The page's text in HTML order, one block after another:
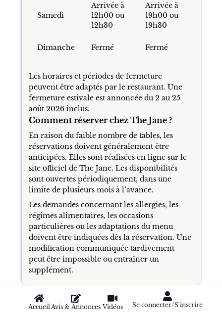
AccueilAvis & Annonces Vidéos Se connecter/S'inscrire
Samedi
Arrivée à
12h00 ou
12h30
Arrivée à
19h00 ou
19h30
Dimanche Fermé Fermé
Les horaires et périodes de fermeture
peuvent être adaptés par le restaurant. Une
fermeture estivale est annoncée du 2 au 25
août 2026 inclus.
Comment réserver chez The Jane ?
En raison du faible nombre de tables, les
réservations doivent généralement être
anticipées. Elles sont réalisées en ligne sur le
site officiel de The Jane. Les disponibilités
sont ouvertes périodiquement, dans une
limite de plusieurs mois à l’avance.
Les demandes concernant les allergies, les
régimes alimentaires, les occasions
particulières ou les adaptations du menu
doivent être indiquées dès la réservation. Une
modification communiquée tardivement
peut être impossible ou entraîner un
supplément.
L’ÉQUIPE DE THE JANE